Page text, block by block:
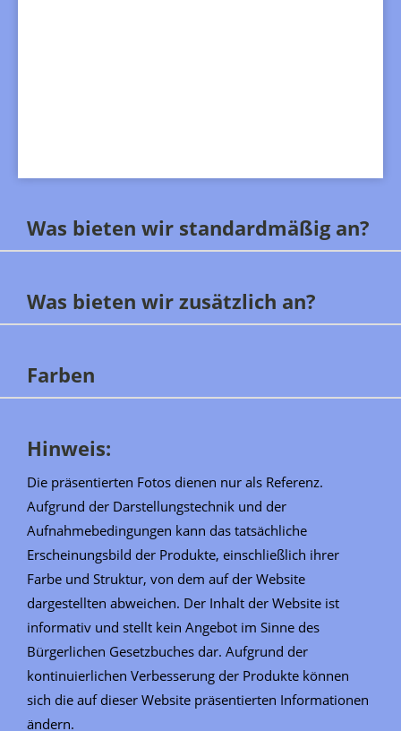
Was bieten wir standardmäßig an?
Was bieten wir zusätzlich an?
Farben
Hinweis:
Die präsentierten Fotos dienen nur als Referenz.
Aufgrund der Darstellungstechnik und der
Aufnahmebedingungen kann das tatsächliche
Erscheinungsbild der Produkte, einschließlich ihrer
Farbe und Struktur, von dem auf der Website
dargestellten abweichen. Der Inhalt der Website ist
informativ und stellt kein Angebot im Sinne des
Bürgerlichen Gesetzbuches dar. Aufgrund der
kontinuierlichen Verbesserung der Produkte können
sich die auf dieser Website präsentierten Informationen
ändern.